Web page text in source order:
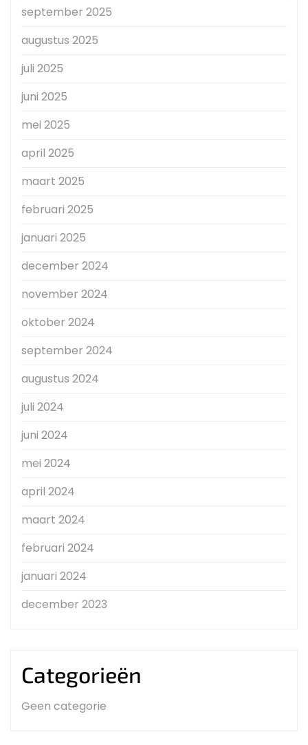
september 2025
augustus 2025
juli 2025
juni 2025
mei 2025
april 2025
maart 2025
februari 2025
januari 2025
december 2024
november 2024
oktober 2024
september 2024
augustus 2024
juli 2024
juni 2024
mei 2024
april 2024
maart 2024
februari 2024
januari 2024
december 2023
Categorieën
Geen categorie